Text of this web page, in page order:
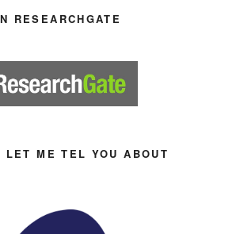
RESEARCHGATE
LET ME TEL YOU ABOUT